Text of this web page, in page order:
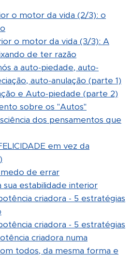
o motor da vida (2/3): o
o motor da vida (3/3): A
de ter razão
a auto-piedade, auto-
auto-anulação (parte 1)
e Auto-piedade (parte 2)
sobre os "Autos"
dos pensamentos que
em vez da
de errar
estabilidade interior
criadora - 5 estratégias
criadora - 5 estratégias
criadora numa
todos, da mesma forma e